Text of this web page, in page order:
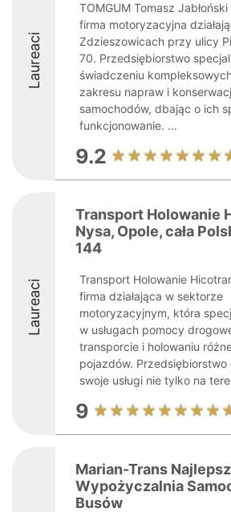
Laureaci
TOMGUM Tomasz
firma motoryzacyjna
Zdzieszowicach przy ulicy
70. Przedsiębiorstwo
świadczeniu
zakresu napraw i
samochodów, dbając o ich
funkcjonowanie. ...
9.2
Laureaci
Transport Holowanie
Nysa, Opole, cała
144
Transport Holowanie
firma działająca w sektorze
motoryzacyjnym, która
w usługach pomocy
transporcie i holowaniu
pojazdów. Przedsiębiorstwo
swoje usługi nie tylko na
9
Marian-Trans
Wypożyczalnia
Busów